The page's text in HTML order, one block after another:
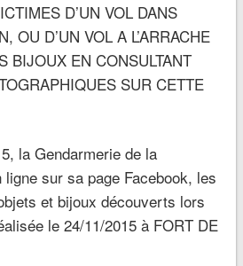
D’UN VOL DANS
OU D’UN VOL A L’ARRACHE
BIJOUX EN CONSULTANT
SUR CETTE
la Gendarmerie de la
sur sa page Facebook, les
et bijoux découverts lors
le 24/11/2015 à FORT DE